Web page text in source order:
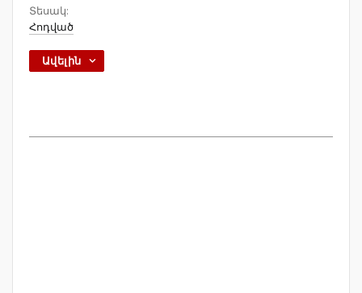
Տեսակ:
Հոդված
Ավելին